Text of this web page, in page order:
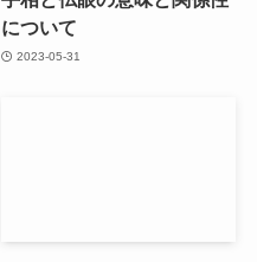
について
2023-05-31